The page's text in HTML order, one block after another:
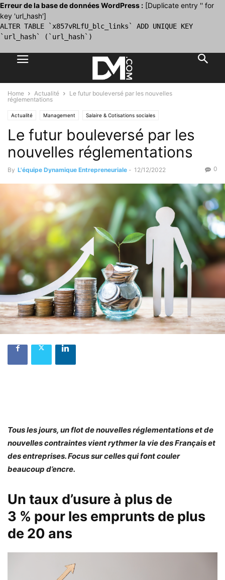
Erreur de la base de données WordPress : [Duplicate entry '' for
key 'url_hash']
ALTER TABLE `x857vRLfU_blc_links` ADD UNIQUE KEY
`url_hash` (`url_hash`)
Home Actualité
Le futur bouleversé par les nouvelles
réglementations
Actualité Management Salaire & Cotisations sociales
Le futur bouleversé par les
nouvelles réglementations
By L'équipe Dynamique Entrepreneuriale - 12/12/2022 0
Tous les jours, un flot de nouvelles réglementations et de
nouvelles contraintes vient rythmer la vie des Français et
des entreprises. Focus sur celles qui font couler
beaucoup d’encre.
Un taux d’usure à plus de
3 % pour les emprunts de plus
de 20 ans